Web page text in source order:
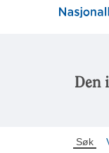
Den
Søk